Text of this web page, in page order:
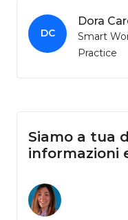
DC
Dora
Smart
Practice
Siamo a tua
informazioni